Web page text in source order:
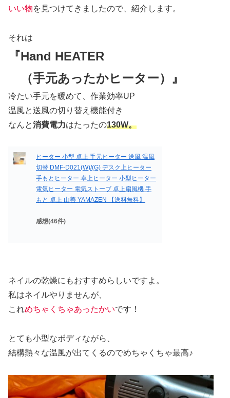
いい物を見つけてきましたので、紹介します。
それは
『Hand HEATER
（手元あったかヒーター）』
冷たい手元を暖めて、作業効率UP
温風と送風の切り替え機能付き
なんと消費電力はたったの130W。
ヒーター 小型 卓上 手元ヒーター 送風 温風
切替 DMF-D021(W)/(G) デスク上ヒーター
手もとヒーター 卓上ヒーター 小型ヒーター
電気ヒーター 電気ストーブ 卓上扇風機 手
もと 卓上 山善 YAMAZEN 【送料無料】
感想(46件)
ネイルの乾燥にもおすすめらしいですよ。
私はネイルやりませんが、
これめちゃくちゃあったかいです！
とても小型なボディながら、
結構熱々な温風が出てくるのでめちゃくちゃ最高♪